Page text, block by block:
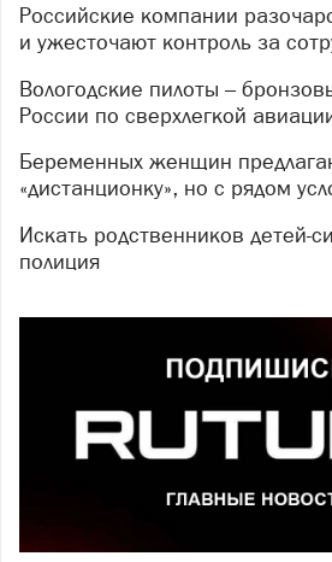
Российские компании разочаровались в удаленке
и ужесточают контроль за
Вологодские пилоты – бронзовые призеры Кубка
России по сверхлегкой
Беременных женщин предлагают переводить на
«дистанционку», но с рядом
Искать родственников детей-сирот поможет
полиция